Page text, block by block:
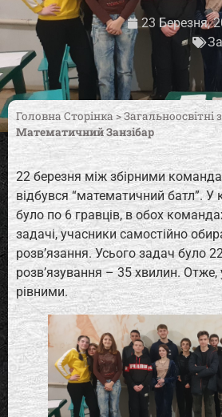
23 Березня,
Головна Сторінка >Загальноосвітні
Математичний Занзібар
22 березня між збірними
відбувся “математичний батл”. У
було по 6 гравців, в обох
задачі, учасники самостійно
розв’язання. Усього задач було
розв’язування – 35 хвилин.
рівними.